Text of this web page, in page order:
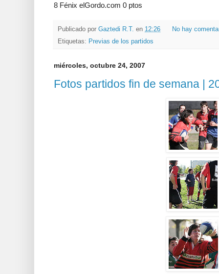
8 Fénix elGordo.com 0 ptos
Publicado por Gaztedi R.T. en 12:26
No hay
Etiquetas: Previas de los partidos
miércoles, octubre 24, 2007
Fotos partidos fin de semana |